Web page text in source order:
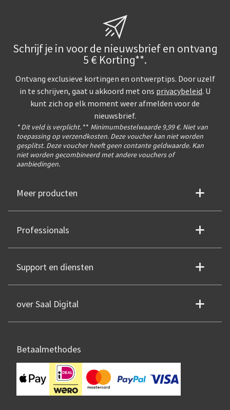
Schrijf je in voor de nieuwsbrief en ontvang
5 € Korting**.
Ontvang exclusieve kortingen en ontwerptips. Door uzelf
in te schrijven, gaat u akkoord met ons privacybeleid. U
kunt zich op elk moment weer afmelden voor de
nieuwsbrief.
* Dit veld is verplicht. ** Minimumbestelwaarde 9,99 €. Niet van
toepassing op verzendkosten. Deze voucher kan niet worden
gesplitst. Deze voucher heeft geen contante geldwaarde. Kan
niet worden gecombineerd met andere vouchers of
aanbiedingen.
Meer producten
Professionals
Support en diensten
over Saal Digital
Betaalmethodes